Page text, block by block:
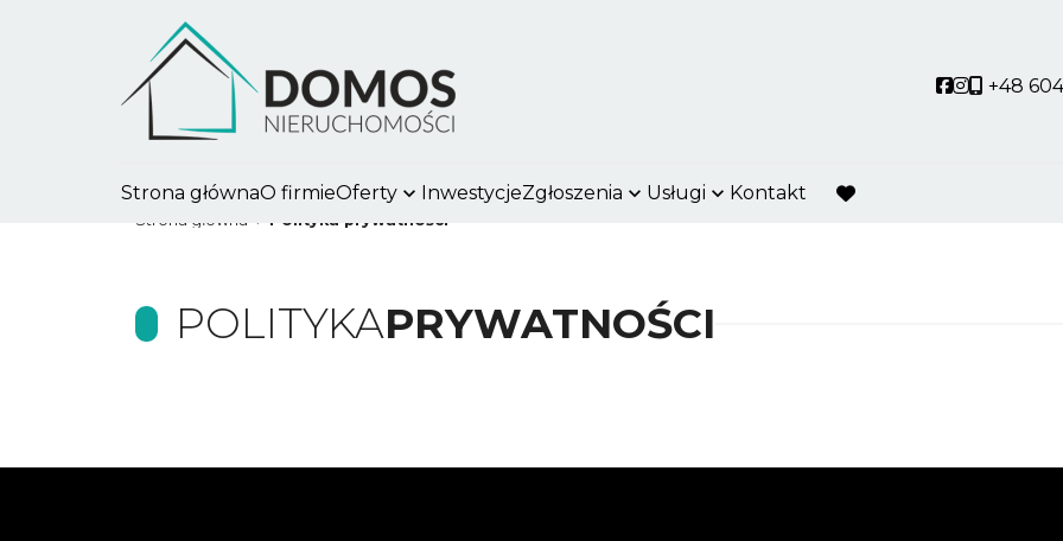
Social link
Social link
+48
Strona głównaO firmieOferty InwestycjeZgłoszenia Usługi Kontakt
favorite
Strona główna Polityka prywatności
POLITYKAPRYWATNOŚCI